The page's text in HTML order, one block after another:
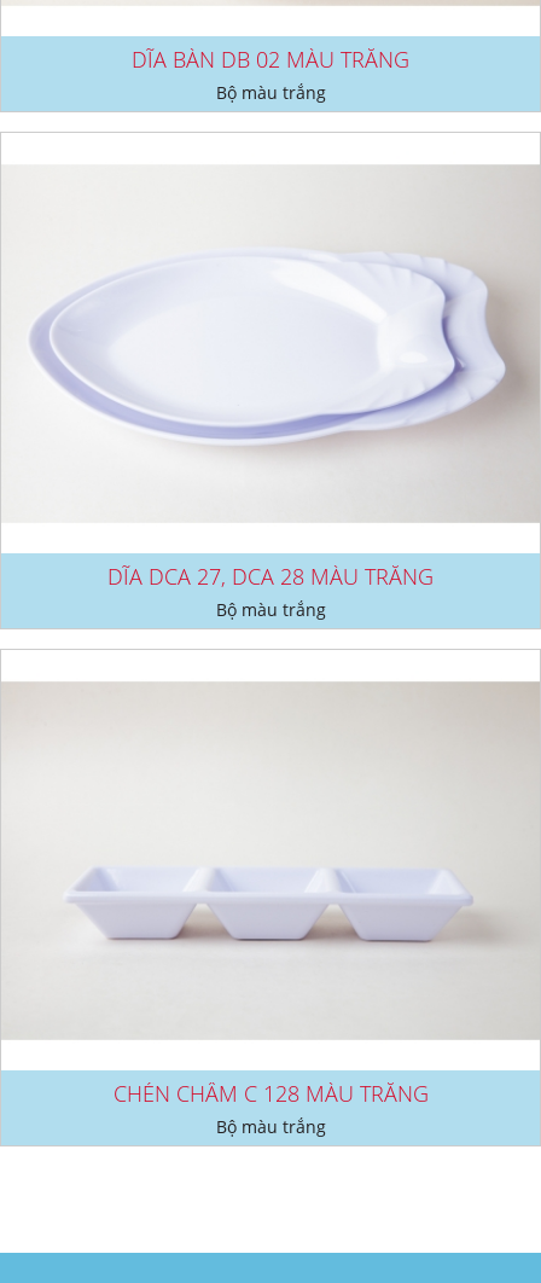
DĨA BÀN DB 02 MÀU TRẮNG
Bộ màu trắng
DĨA DCA 27, DCA 28 MÀU TRẮNG
Bộ màu trắng
CHÉN CHẤM C 128 MÀU TRẮNG
Bộ màu trắng